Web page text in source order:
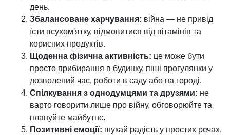
день.
Збалансоване харчування: війна — не привід
їсти всухом'ятку, відмовитися від вітамінів та
корисних продуктів.
Щоденна фізична активність: це може бути
просто прибирання в будинку, піші прогулянки у
дозволений час, роботи в саду або на городі.
Спілкування з однодумцями та друзями: не
варто говорити лише про війну, обговорюйте та
плануйте майбутнє.
Позитивні емоції: шукай радість у простих речах,